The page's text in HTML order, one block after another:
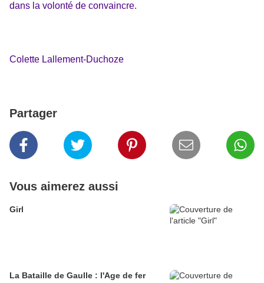
dans la volonté de convaincre.
Colette Lallement-Duchoze
Partager
Vous aimerez aussi
Girl
La Bataille de Gaulle : l'Age de fer